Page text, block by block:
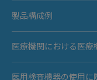
製品構成例
医療機関における医療
医用検査機器の使用に